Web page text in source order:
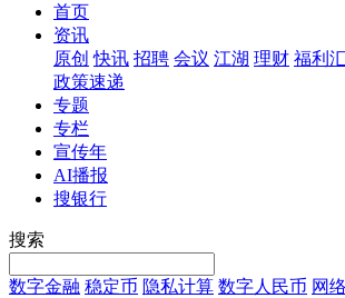
首页
资讯
原创 快讯 招聘 会议 江湖 理财 福利汇
政策速递
专题
专栏
宣传年
AI播报
搜银行
搜索
数字金融 稳定币 隐私计算 数字人民币 网